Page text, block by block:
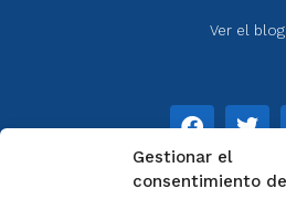
Gestionar el
consentimiento
Ver el blog